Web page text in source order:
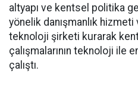
altyapı ve kentsel politika
yönelik danışmanlık
teknoloji şirketi kurarak
çalışmalarının teknoloji ile
çalıştı.